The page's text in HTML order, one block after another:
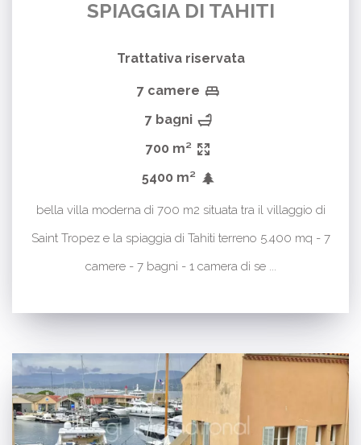
SPIAGGIA DI TAHITI
Trattativa riservata
7 camere
7 bagni
700 m²
5400 m²
bella villa moderna di 700 m2 situata tra il villaggio di
Saint Tropez e la spiaggia di Tahiti terreno 5.400 mq - 7
camere - 7 bagni - 1 camera di se ...